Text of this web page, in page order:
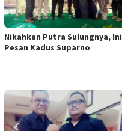
Nikahkan Putra Sulungnya, Ini
Pesan Kadus Suparno